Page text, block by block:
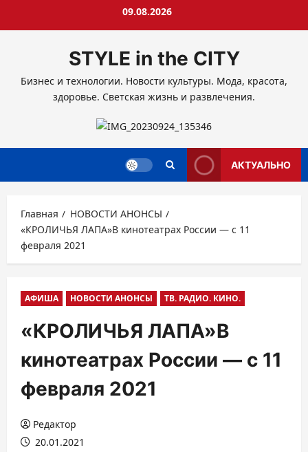
09.08.2026
STYLE in the CITY
Бизнес и технологии. Новости культуры. Мода, красота,
здоровье. Светская жизнь и развлечения.
АКТУАЛЬНО
Главная
НОВОСТИ АНОНСЫ
«КРОЛИЧЬЯ ЛАПА»В кинотеатрах России — с 11
февраля 2021
АФИША НОВОСТИ АНОНСЫ ТВ. РАДИО. КИНО.
«КРОЛИЧЬЯ ЛАПА»В
кинотеатрах России — с 11
февраля 2021
Редактор
20.01.2021